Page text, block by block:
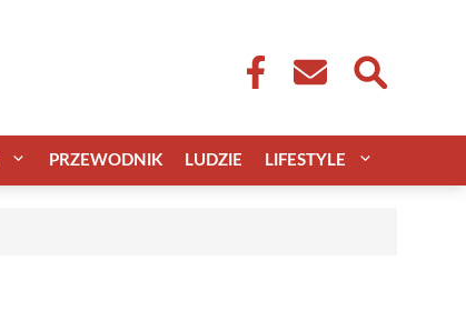
PRZEWODNIK LUDZIE LIFESTYLE